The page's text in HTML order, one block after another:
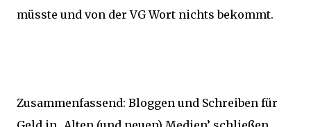
müsste und von der VG Wort nichts bekommt.
Zusammenfassend: Bloggen und Schreiben für